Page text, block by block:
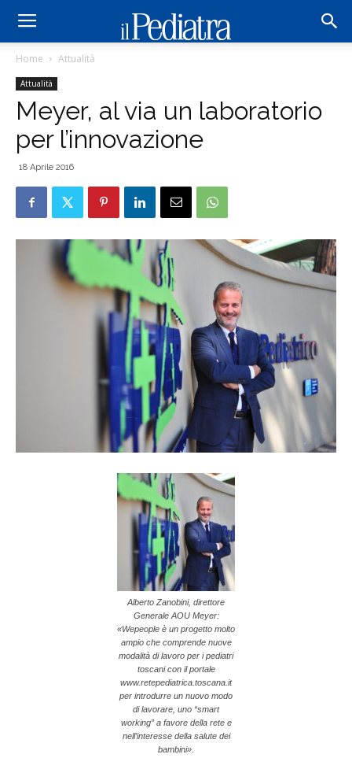
Home Attualità
Attualità
Meyer, al via un laboratorio
per l’innovazione
18 Aprile 2016
Alberto Zanobini, direttore
Generale AOU Meyer:
«Wepeople è un progetto molto
ampio che comprende nuove
modalità di lavoro per i pediatri
toscani con il portale
www.retepediatrica.toscana.it
per introdurre un nuovo modo
di lavorare, uno “smart
working” a favore della rete e
nell’interesse della salute dei
bambini».